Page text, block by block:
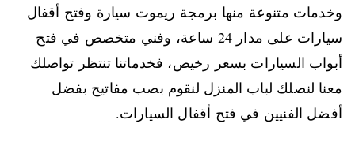
وخدمات متنوعة منها برمجة ريموت سيارة وفتح أقفال
سيارات على مدار 24 ساعة، وفني متخصص في فتح
أبواب السيارات بسعر رخيص، فخدماتنا تنتظر تواصلك
معنا لنصلك لباب المنزل لنقوم بصب مفاتيح بفضل
أفضل الفنيين في فتح أقفال السيارات.